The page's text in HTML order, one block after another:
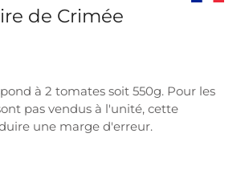
de Crimée
à 2 tomates soit 550g. Pour les
pas vendus à l'unité, cette
une marge d'erreur.